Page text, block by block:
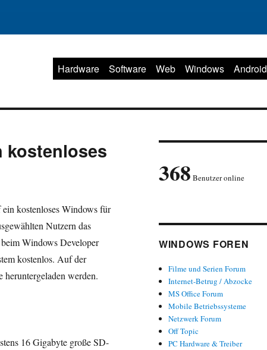
Hardware Software Web Windows Android
kostenloses
kostenloses Windows für
Nutzern das
Windows Developer
kostenlos. Auf der
heruntergeladen werden.
16 Gigabyte große SD-
368 Benutzer online
WINDOWS FOREN
Filme und Serien Forum
Internet-Betrug / Abzocke
MS Office Forum
Mobile Betriebssysteme
Netzwerk Forum
Off Topic
PC Hardware & Treiber